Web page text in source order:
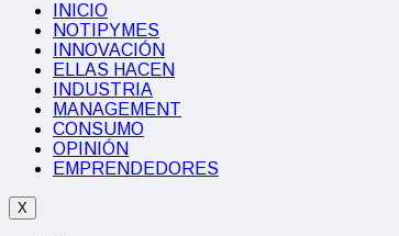
INICIO
NOTIPYMES
INNOVACIÓN
ELLAS HACEN
INDUSTRIA
MANAGEMENT
CONSUMO
OPINIÓN
EMPRENDEDORES
X